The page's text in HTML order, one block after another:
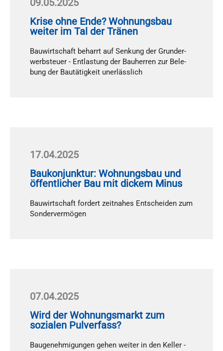
09.05.2025
Krise ohne Ende? Wohnungsbau
weiter im Tal der Tränen
Bau­wirt­schaft be­harrt auf Sen­kung der Grund­er­
werb­steu­er - Ent­las­tung der Bau­her­ren zur Be­le­
bung der Bau­tä­tig­keit un­er­läss­lich
17.04.2025
Baukonjunktur: Wohnungsbau und
öffentlicher Bau mit dickem Minus
Bau­wirt­schaft for­dert zeit­na­hes Ent­schei­den zum
Son­der­ver­mö­gen
07.04.2025
Wird der Wohnungsmarkt zum
sozialen Pulverfass?
Bau­ge­neh­mi­gun­gen ge­hen wei­ter in den Kel­ler -